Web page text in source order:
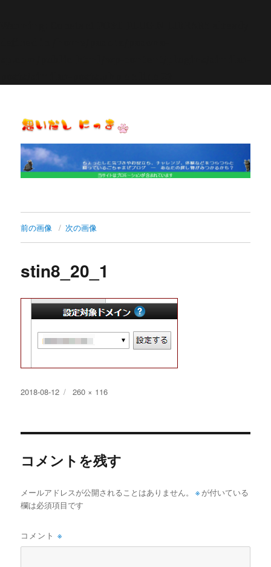
思いだし にっき
前の画像 次の画像
stin8_20_1
投
2018-08-12
フ
260 × 116
コメントを残す
メールアドレスが公開されることはありません。 ※ が付いている
欄は必須項目です
コメント※